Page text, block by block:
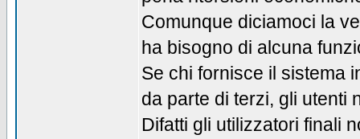
Comunque diciamoci la
ha bisogno di alcuna
Se chi fornisce il sistema
da parte di terzi, gli utenti
Difatti gli utilizzatori finali